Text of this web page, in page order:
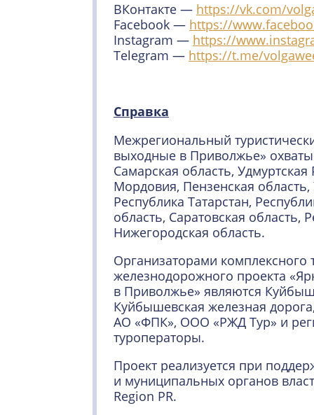
ВКонтакте — https://vk.com/
Facebook — https://
Instagram — https://
Telegram — https://t.me/
Справка
Межрегиональный
выходные в Приволжье»
Самарская область,
Мордовия, Пензенская область,
Республика Татарстан,
область, Саратовская область,
Нижегородская область.
Организаторами комплексного
железнодорожного проекта
в Приволжье» являются
Куйбышевская железная
АО «ФПК», ООО «РЖД Тур» и
туроператоры.
Проект реализуется при
и муниципальных органов
Region PR.